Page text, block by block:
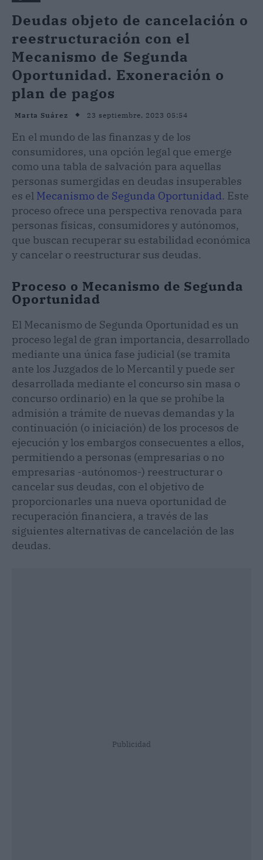
Deudas objeto de cancelación o
reestructuración con el
Mecanismo de Segunda
Oportunidad. Exoneración o
plan de pagos
Marta Suárez 23 septiembre, 2023 05:54
En el mundo de las finanzas y de los
consumidores, una opción legal que emerge
como una tabla de salvación para aquellas
personas sumergidas en deudas insuperables
es el Mecanismo de Segunda Oportunidad. Este
proceso ofrece una perspectiva renovada para
personas físicas, consumidores y autónomos,
que buscan recuperar su estabilidad económica
y cancelar o reestructurar sus deudas.
Proceso o Mecanismo de Segunda
Oportunidad
El Mecanismo de Segunda Oportunidad es un
proceso legal de gran importancia, desarrollado
mediante una única fase judicial (se tramita
ante los Juzgados de lo Mercantil y puede ser
desarrollada mediante el concurso sin masa o
concurso ordinario) en la que se prohíbe la
admisión a trámite de nuevas demandas y la
continuación (o iniciación) de los procesos de
ejecución y los embargos consecuentes a ellos,
permitiendo a personas (empresarias o no
empresarias -autónomos-) reestructurar o
cancelar sus deudas, con el objetivo de
proporcionarles una nueva oportunidad de
recuperación financiera, a través de las
siguientes alternativas de cancelación de las
deudas.
Publicidad